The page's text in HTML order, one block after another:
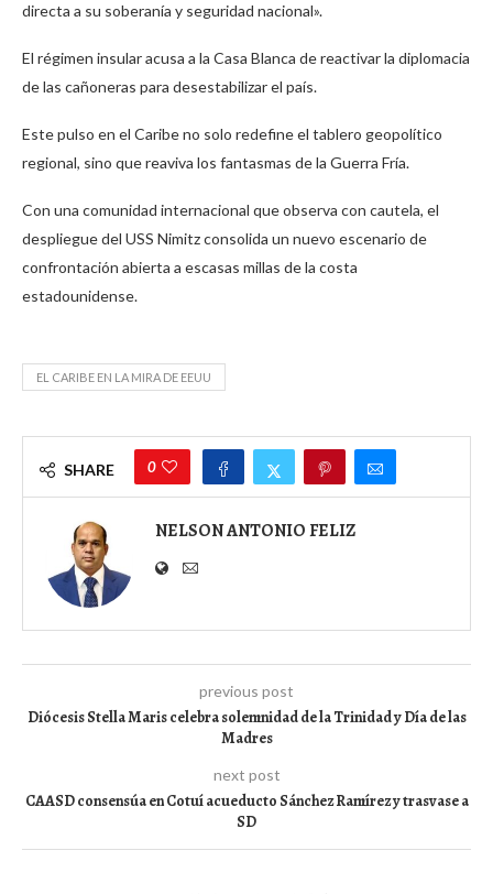
directa a su soberanía y seguridad nacional».
El régimen insular acusa a la Casa Blanca de reactivar la diplomacia
de las cañoneras para desestabilizar el país.
Este pulso en el Caribe no solo redefine el tablero geopolítico
regional, sino que reaviva los fantasmas de la Guerra Fría.
Con una comunidad internacional que observa con cautela, el
despliegue del USS Nimitz consolida un nuevo escenario de
confrontación abierta a escasas millas de la costa
estadounidense.
EL CARIBE EN LA MIRA DE EEUU
SHARE 0
NELSON ANTONIO FELIZ
previous post
Diócesis Stella Maris celebra solemnidad de la Trinidad y Día de las
Madres
next post
CAASD consensúa en Cotuí acueducto Sánchez Ramírez y trasvase a
SD